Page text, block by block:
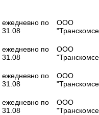
ежедневно по
31.08
ООО
ежедневно по
31.08
ООО
ежедневно по
31.08
ООО
ежедневно по
31.08
ООО